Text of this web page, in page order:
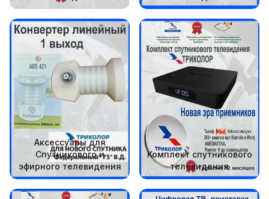
Аксессуары для
Спутникового и
эфирного телевидения
Комплект спутникового
телевидения